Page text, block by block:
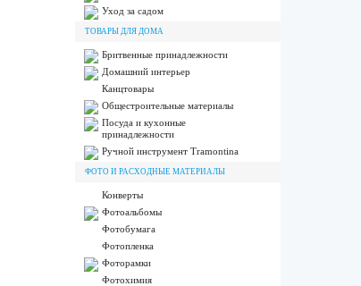
Уход за садом
ТОВАРЫ ДЛЯ ДОМА
Бритвенные принадлежности
Домашний интерьер
Канцтовары
Общестроительные материалы
Посуда и кухонные
принадлежности
Ручной инструмент Tramontina
ФОТО И РАСХОДНЫЕ МАТЕРИАЛЫ
Конверты
Фотоальбомы
Фотобумага
Фотопленка
Фоторамки
Фотохимия